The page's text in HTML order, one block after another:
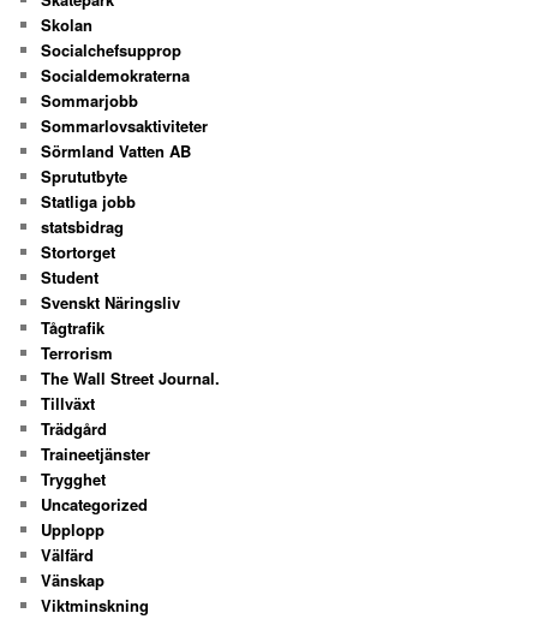
Skolan
Socialchefsupprop
Socialdemokraterna
Sommarjobb
Sommarlovsaktiviteter
Sörmland Vatten AB
Sprututbyte
Statliga jobb
statsbidrag
Stortorget
Student
Svenskt Näringsliv
Tågtrafik
Terrorism
The Wall Street Journal.
Tillväxt
Trädgård
Traineetjänster
Trygghet
Uncategorized
Upplopp
Välfärd
Vänskap
Viktminskning